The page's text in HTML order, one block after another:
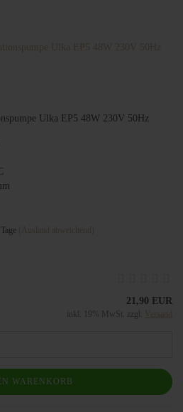
Ulka EP5 48W 230V 50Hz
(Ausland abweichend)
21,90 EUR
inkl. 19% MwSt. zzgl. Versand
WARENKORB